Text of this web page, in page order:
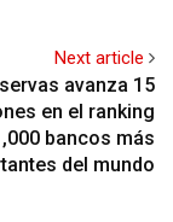
Next article
avanza 15
en el ranking
bancos más
del mundo